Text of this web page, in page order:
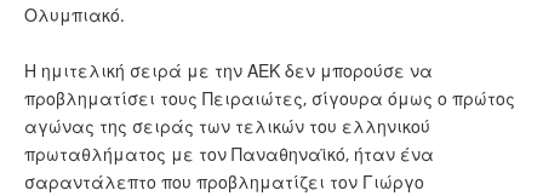
Ολυμπιακό.
Η ημιτελική σειρά με την ΑΕΚ δεν μπορούσε να
προβληματίσει τους Πειραιώτες, σίγουρα όμως ο πρώτος
αγώνας της σειράς των τελικών του ελληνικού
πρωταθλήματος με τον Παναθηναϊκό, ήταν ένα
σαραντάλεπτο που προβληματίζει τον Γιώργο